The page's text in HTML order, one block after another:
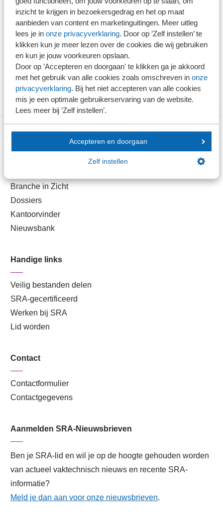
inzicht te krijgen in bezoekersgedrag en het op maat
aanbieden van content en marketinguitingen. Meer uitleg
lees je in onze privacyverklaring. Door op ’Zelf instellen’ te
klikken kun je meer lezen over de cookies die wij gebruiken
en kun je jouw voorkeuren opslaan.
Door op ’Accepteren en doorgaan' te klikken ga je akkoord
met het gebruik van alle cookies zoals omschreven in onze
privacyverklaring. Bij het niet accepteren van alle cookies
mis je een optimale gebruikerservaring van de website.
Lees meer bij ‘Zelf instellen’.
Accepteren en doorgaan
Zelf instellen
Ons kantoor is nog geen lid van SRA
Branche in Zicht
Dossiers
Kantoorvinder
Nieuwsbank
Handige links
Veilig bestanden delen
SRA-gecertificeerd
Werken bij SRA
Lid worden
Contact
Contactformulier
Contactgegevens
Aanmelden SRA-Nieuwsbrieven
Ben je SRA-lid en wil je op de hoogte gehouden worden
van actueel vaktechnisch nieuws en recente SRA-
informatie?
Meld je dan aan voor onze nieuwsbrieven.